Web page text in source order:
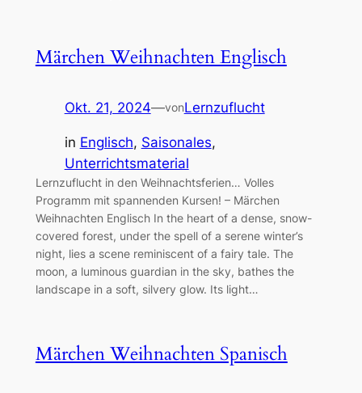
Märchen Weihnachten Englisch
Okt. 21, 2024—vonLernzuflucht
in Englisch, Saisonales
Unterrichtsmaterial
Lernzuflucht in den Weihnachtsferien… Volles
Programm mit spannenden Kursen! – Märchen
Weihnachten Englisch In the heart of a dense, snow-
covered forest, under the spell of a serene winter’s
night, lies a scene reminiscent of a fairy tale. The
moon, a luminous guardian in the sky, bathes the
landscape in a soft, silvery glow. Its light…
Märchen Weihnachten Spanisch